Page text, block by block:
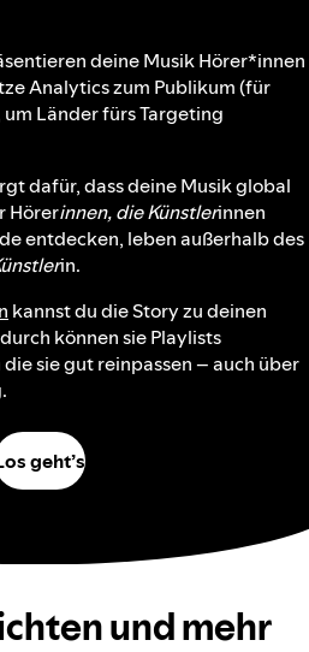
deine Musik Hörer*innen
Analytics zum Publikum (für
Länder fürs Targeting
dafür, dass deine Musik global
Hörerinnen, die Künstlerinnen
entdecken, leben außerhalb des
in.
kannst du die Story zu deinen
können sie Playlists
sie gut reinpassen – auch über
geht’s
und mehr